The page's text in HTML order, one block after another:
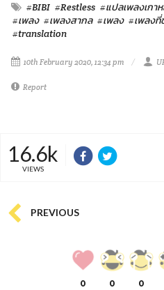
#BIBI #Restless #แปลเพลงเกา
#เพลง #เพลงสากล #เพลง #เพลงที่
#translation
10th February 2020, 12:34 pm
Report
16.6k
VIEWS
PREVIOUS
0 0 0